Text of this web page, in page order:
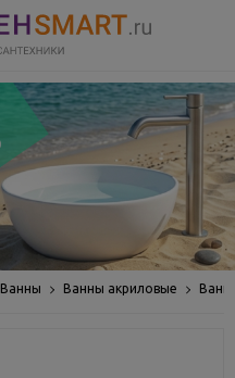
Ванны Ванны акриловые